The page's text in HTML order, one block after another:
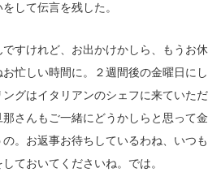
して伝言を残した。
すけれど、お出かけかしら、もうお休
忙しい時間に。２週間後の金曜日にし
グはイタリアンのシェフに来ていただ
さんもご一緒にどうかしらと思って金
。お返事お待ちしているわね、いつも
ておいてくださいね。では。